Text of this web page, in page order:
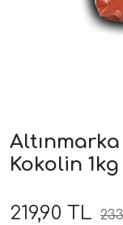
Kokolin 1kg
219,90 TL